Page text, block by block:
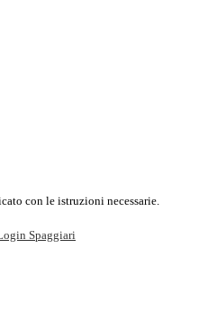
con le istruzioni necessarie.
Spaggiari